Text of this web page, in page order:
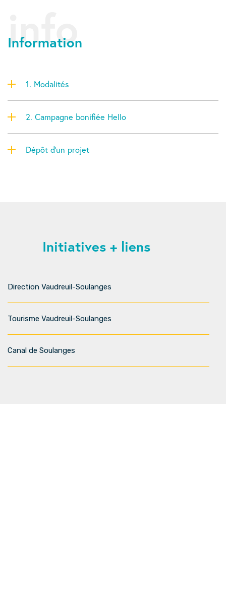
info
Information
1. Modalités
2. Campagne bonifiée Hello
Dépôt d'un projet
Initiatives + liens
Direction Vaudreuil-Soulanges
Tourisme Vaudreuil-Soulanges
Canal de Soulanges